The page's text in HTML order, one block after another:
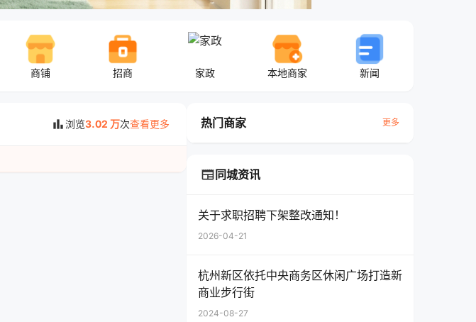
商铺 招商 家政 本地商家 新闻
bar_chart浏览3.02 万次查看更多 热门商家 更多
newspaper 同城资讯
关于求职招聘下架整改通知！
2026-04-21
杭州新区依托中央商务区休闲广场打造新
商业步行街
2024-08-27